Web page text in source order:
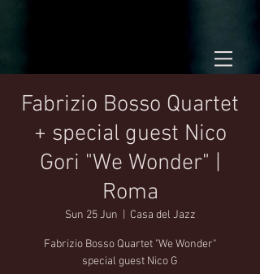
Fabrizio Bosso Quartet
+ special guest Nico
Gori "We Wonder" |
Roma
Sun 25 Jun Casa del Jazz
Fabrizio Bosso Quartet "We Wonder"
special guest Nico G